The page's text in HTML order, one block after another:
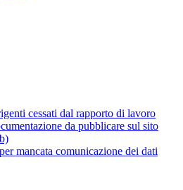
cessati dal rapporto di lavoro
da pubblicare sul sito
mancata comunicazione dei dati